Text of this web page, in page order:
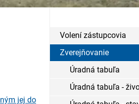
jej do
Volení zástupcovia
Zverejňovanie
Úradná tabuľa
Úradná tabuľa -